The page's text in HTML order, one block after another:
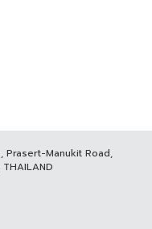
Prasert-Manukit Road,